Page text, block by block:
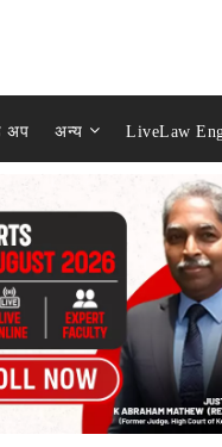
अप अन्य LiveLaw